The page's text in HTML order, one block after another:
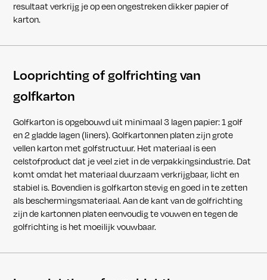
resultaat verkrijg je op een ongestreken dikker papier of
karton.
Looprichting of golfrichting van
golfkarton
Golfkarton is opgebouwd uit minimaal 3 lagen papier: 1 golf
en 2 gladde lagen (liners). Golfkartonnen platen zijn grote
vellen karton met golfstructuur. Het materiaal is een
celstofproduct dat je veel ziet in de verpakkingsindustrie. Dat
komt omdat het materiaal duurzaam verkrijgbaar, licht en
stabiel is. Bovendien is golfkarton stevig en goed in te zetten
als beschermingsmateriaal. Aan de kant van de golfrichting
zijn de kartonnen platen eenvoudig te vouwen en tegen de
golfrichting is het moeilijk vouwbaar.